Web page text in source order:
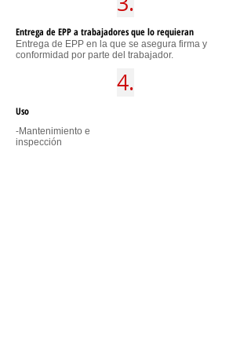
Entrega de EPP a trabajadores que lo requieran
Entrega de EPP en la que se asegura firma y
conformidad por parte del trabajador.
4.
Uso
-Mantenimiento e
inspección